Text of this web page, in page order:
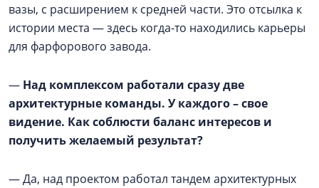
вазы, с расширением к средней части. Это отсылка к
истории места — здесь когда-то находились карьеры
для фарфорового завода.
— Над комплексом работали сразу две
архитектурные команды. У каждого – свое
видение. Как соблюсти баланс интересов и
получить желаемый результат?
— Да, над проектом работал тандем архитектурных